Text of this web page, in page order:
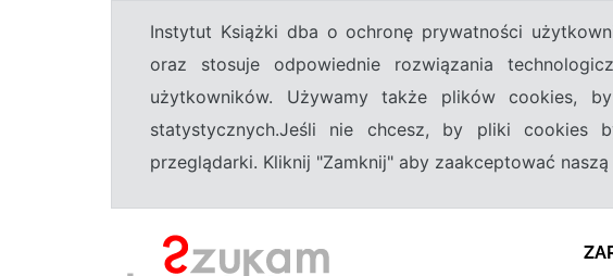
Instytut Książki dba o ochronę prywatności
oraz stosuje odpowiednie rozwiązania
użytkowników. Używamy także plików cookies,
statystycznych.Jeśli nie chcesz, by pliki cookies
przeglądarki. Kliknij "Zamknij" aby zaakceptować